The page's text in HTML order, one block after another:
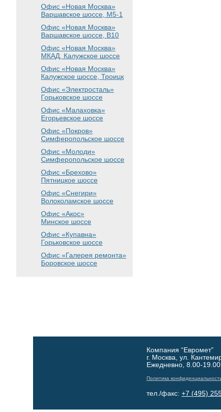
Офис «Новая Москва»
Варшавское шоссе , М5-1
Офис «Новая Москва»
Варшавское шоссе , B10
Офис «Новая Москва»
МКАД, Калужское шоссе
Офис «Новая Москва»
Калужское шоссе, Троицк
Офис «Электросталь»
Горьковское шоссе
Офис «Малаховка»
Егорьевское шоссе
Офис «Покров»
Симферопольское шоссе
Офис «Молоди»
Симферопольское шоссе
Офис «Брехово»
Пятницкое шоссе
Офис «Снегири»
Волоколамское шоссе
Офис «Акос»
Минское шоссе
Офис «Купавна»
Горьковское шоссе
Офис «Галерея ремонта»
Боровское шоссе
Компания “Евромет”
г. Москва, ул.
Ежедневно, 8.00-19.00
Политика
тел./факс: +7 (495)